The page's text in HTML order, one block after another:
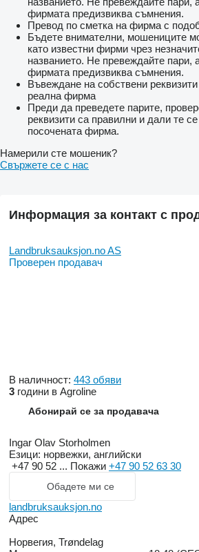
фирмата предизвиква съмнения.
Превод по сметка на фирма с
Бъдете внимателни, мошениците
като известни фирми чрез
названието. Не превеждайте пари,
фирмата предизвиква съмнения.
Въвеждане на собствени
реална фирма
Преди да преведете парите,
реквизити са правилни и дали те
посочената фирма.
Намерили сте мошеник?
Свържете се с нас
Информация за контакт с
Landbruksauksjon.no AS
Проверен продавач
В наличност: 443 обяви
3 години в Agroline
Абонирай се за продавача
Ingar Olav Storholmen
Езици: норвежки, английски
+47 90 52 ... Покажи +47 90 52 63 30
Обадете ми се
landbruksauksjon.no
Адрес
Норвегия, Trøndelag